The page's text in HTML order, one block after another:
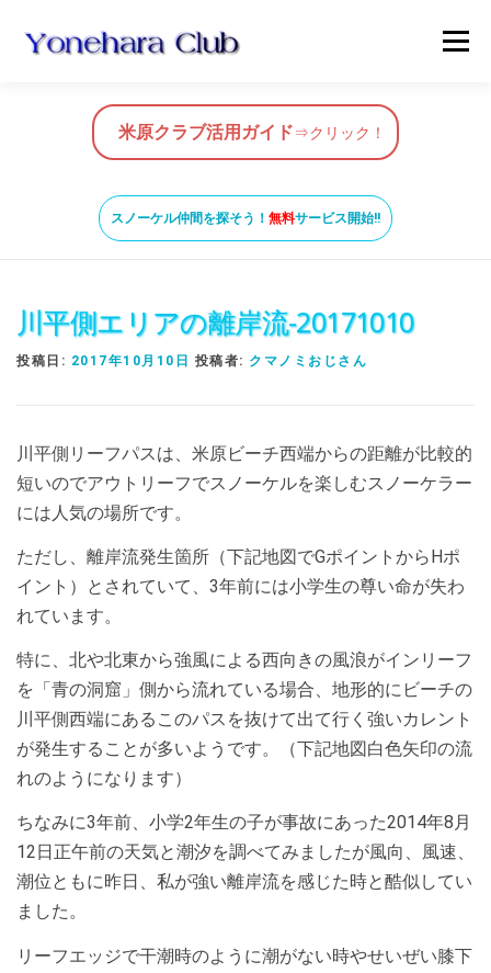
メニ
HOME 米原クラブ活用ガイド
スノーケルガイド BLOG & NEWS
米原ビーチの知っておきたいこと
SNORKEL BUDDY ISHIGAKI
米原クラブ活用ガイド⇒クリック！
スノーケル仲間を探そう！ 無料サービス開始!!
川平側エリアの離岸流-20171010
投稿日: 2017年10月10日 投稿者: クマノミおじさん
川平側リーフパスは、米原ビーチ西端からの距離が比較的
短いのでアウトリーフでスノーケルを楽しむスノーケラー
には人気の場所です。
ただし、離岸流発生箇所（下記地図でGポイントからHポ
イント）とされていて、3年前には小学生の尊い命が失わ
れています。
特に、北や北東から強風による西向きの風浪がインリーフ
を「青の洞窟」側から流れている場合、地形的にビーチの
川平側西端にあるこのパスを抜けて出て行く強いカレント
が発生することが多いようです。（下記地図白色矢印の流
れのようになります）
ちなみに3年前、小学2年生の子が事故にあった2014年8月
12日正午前の天気と潮汐を調べてみましたが風向、風速、
潮位ともに昨日、私が強い離岸流を感じた時と酷似してい
ました。
リーフエッジで干潮時のように潮がない時やせいぜい膝下